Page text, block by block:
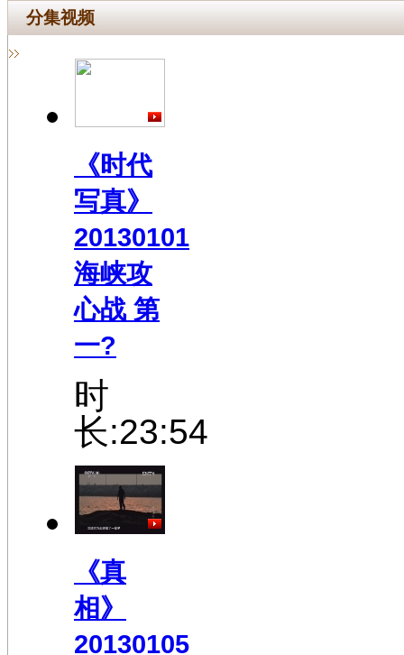
分集视频
《时代
写真》
20130101
海峡攻
心战 第
一?
时
长:23:54
《真
相》
20130105